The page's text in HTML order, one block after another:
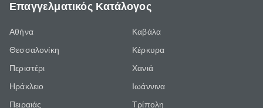
Επαγγελματικός Κατάλογος
Αθήνα
Θεσσαλονίκη
Περιστέρι
Ηράκλειο
Πειραιάς
Καβάλα
Κέρκυρα
Χανιά
Ιωάννινα
Τρίπολη